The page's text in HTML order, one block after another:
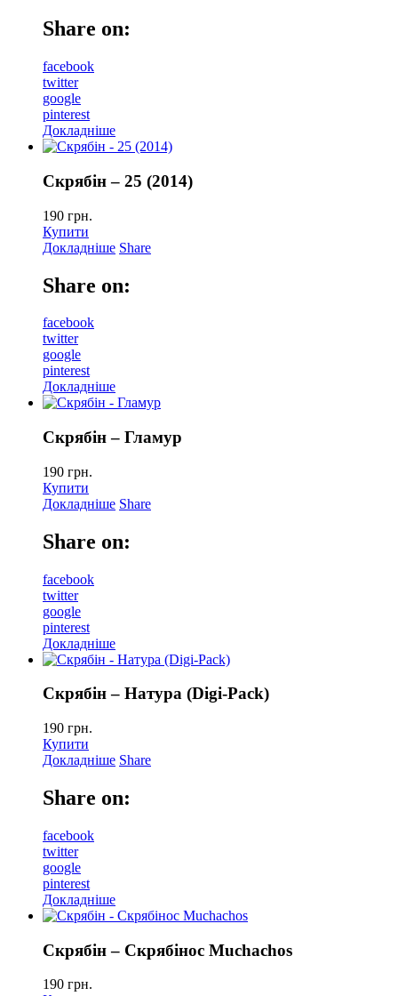
Share on:
facebook
twitter
google
pinterest
Докладніше
Скрябін – 25 (2014)
190 грн.
Купити
Докладніше Share
Share on:
facebook
twitter
google
pinterest
Докладніше
Скрябін – Гламур
190 грн.
Купити
Докладніше Share
Share on:
facebook
twitter
google
pinterest
Докладніше
Скрябін – Натура (Digi-Pack)
190 грн.
Купити
Докладніше Share
Share on:
facebook
twitter
google
pinterest
Докладніше
Скрябін – Скрябінос Muchachos
190 грн.